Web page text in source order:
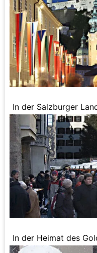
In der Salzburger
Chance auf Weiße
In der Heimat des
auf Weiße